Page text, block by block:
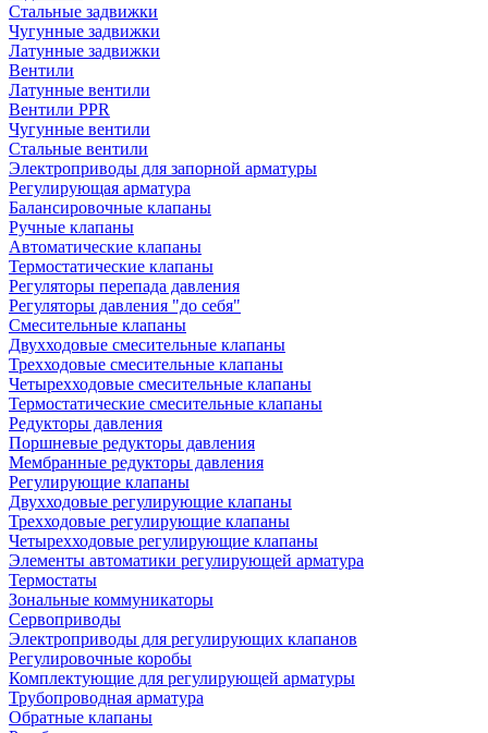
Стальные задвижки
Чугунные задвижки
Латунные задвижки
Вентили
Латунные вентили
Вентили PPR
Чугунные вентили
Стальные вентили
Электроприводы для запорной арматуры
Регулирующая арматура
Балансировочные клапаны
Ручные клапаны
Автоматические клапаны
Термостатические клапаны
Регуляторы перепада давления
Регуляторы давления "до себя"
Смесительные клапаны
Двухходовые смесительные клапаны
Трехходовые смесительные клапаны
Четырехходовые смесительные клапаны
Термостатические смесительные клапаны
Редукторы давления
Поршневые редукторы давления
Мембранные редукторы давления
Регулирующие клапаны
Двухходовые регулирующие клапаны
Трехходовые регулирующие клапаны
Четырехходовые регулирующие клапаны
Элементы автоматики регулирующей арматура
Термостаты
Зональные коммуникаторы
Сервоприводы
Электроприводы для регулирующих клапанов
Регулировочные коробы
Комплектующие для регулирующей арматуры
Трубопроводная арматура
Обратные клапаны